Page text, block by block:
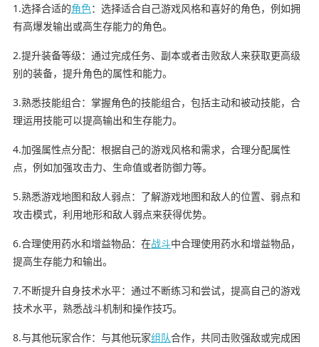
1.选择合适的角色：选择适合自己游戏风格和喜好的角色，例如拥
有高爆发输出或高生存能力的角色。
2.提升装备等级：通过完成任务、副本或者击败敌人来获取更高级
别的装备，提升角色的属性和能力。
3.熟悉技能组合：掌握角色的技能组合，包括主动和被动技能，合
理运用技能可以提高输出和生存能力。
4.加强属性点分配：根据自己的游戏风格和需求，合理分配属性
点，例如加强攻击力、生命值或者防御力等。
5.熟悉游戏地图和敌人弱点：了解游戏地图和敌人的位置、弱点和
攻击模式，利用地形和敌人弱点来获得优势。
6.合理使用药水和增益物品：在战斗中合理使用药水和增益物品，
提高生存能力和输出。
7.不断提升自身技术水平：通过不断练习和尝试，提高自己的游戏
技术水平，熟悉战斗机制和操作技巧。
8.与其他玩家合作：与其他玩家组队合作，共同击败强敌或完成困